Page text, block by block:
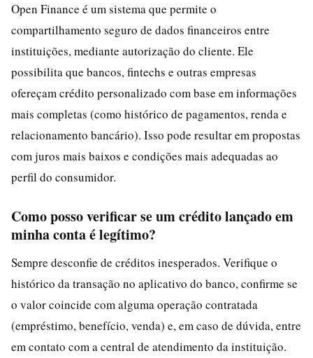
Open Finance é um sistema que permite o
compartilhamento seguro de dados financeiros entre
instituições, mediante autorização do cliente. Ele
possibilita que bancos, fintechs e outras empresas
ofereçam crédito personalizado com base em informações
mais completas (como histórico de pagamentos, renda e
relacionamento bancário). Isso pode resultar em propostas
com juros mais baixos e condições mais adequadas ao
perfil do consumidor.
Como posso verificar se um crédito lançado em
minha conta é legítimo?
Sempre desconfie de créditos inesperados. Verifique o
histórico da transação no aplicativo do banco, confirme se
o valor coincide com alguma operação contratada
(empréstimo, benefício, venda) e, em caso de dúvida, entre
em contato com a central de atendimento da instituição.